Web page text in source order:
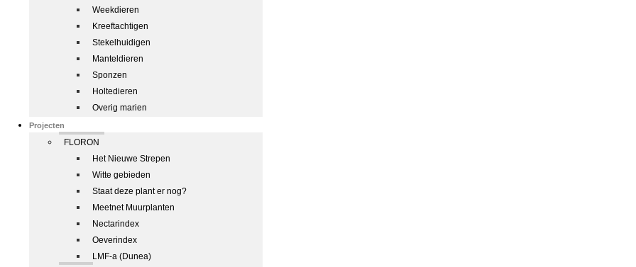
Weekdieren
Kreeftachtigen
Stekelhuidigen
Manteldieren
Sponzen
Holtedieren
Overig marien
Projecten
FLORON
Het Nieuwe Strepen
Witte gebieden
Staat deze plant er nog?
Meetnet Muurplanten
Nectarindex
Oeverindex
LMF-a (Dunea)